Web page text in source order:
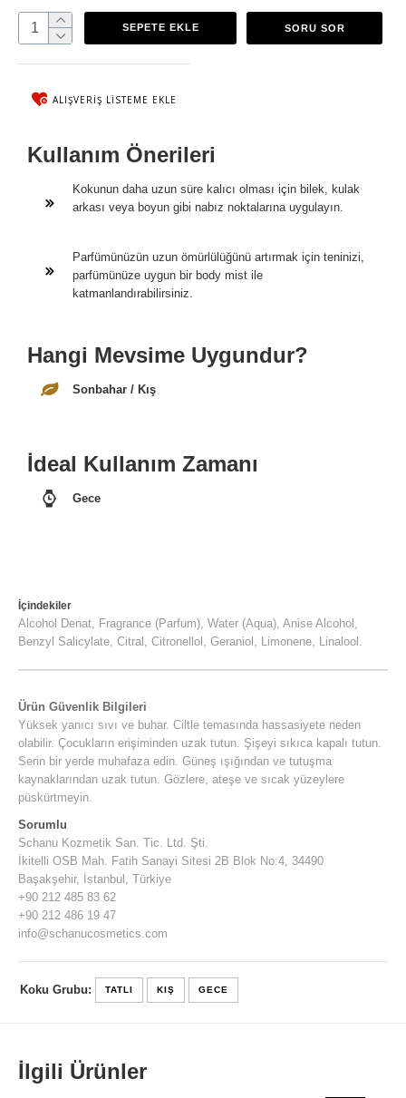
SEPETE EKLE SORU SOR
ALIŞVERIŞ LISTEME EKLE
Kullanım Önerileri
Kokunun daha uzun süre kalıcı olması için bilek, kulak
arkası veya boyun gibi nabız noktalarına uygulayın.
Parfümünüzün uzun ömürlülüğünü artırmak için teninizi,
parfümünüze uygun bir body mist ile
katmanlandırabilirsiniz.
Ürün Güvenlik Bilgileri
Yüksek yanıcı sıvı ve buhar. Ciltle temasında hassasiyete neden
olabilir. Çocukların erişiminden uzak tutun. Şişeyi sıkıca kapalı tutun.
Serin bir yerde muhafaza edin. Güneş ışığından ve tutuşma
kaynaklarından uzak tutun. Gözlere, ateşe ve sıcak yüzeylere
püskürtmeyin.
Sorumlu
Schanu Kozmetik San. Tic. Ltd. Şti.
İkitelli OSB Mah. Fatih Sanayi Sitesi 2B Blok No:4, 34490
Başakşehir, İstanbul, Türkiye
+90 212 485 83 62
+90 212 486 19 47
info@schanucosmetics.com
Hangi Mevsime Uygundur?
Sonbahar / Kış
İdeal Kullanım Zamanı
Gece
İçindekiler
Alcohol Denat, Fragrance (Parfum), Water (Aqua), Anise Alcohol,
Benzyl Salicylate, Citral, Citronellol, Geraniol, Limonene, Linalool.
Koku Grubu: TATLI KIŞ GECE
İlgili Ürünler